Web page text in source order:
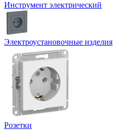
Инструмент электрический
Электроустановочные изделия
Розетки